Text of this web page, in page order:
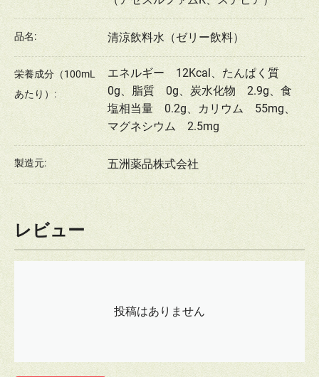
品名: 清涼飲料水（ゼリー飲料）
栄養成分（100mL
あたり）:
エネルギー 12Kcal、たんぱく質
0g、脂質 0g、炭水化物 2.9g、食
塩相当量 0.2g、カリウム 55mg、
マグネシウム 2.5mg
製造元: 五洲薬品株式会社
レビュー
投稿はありません